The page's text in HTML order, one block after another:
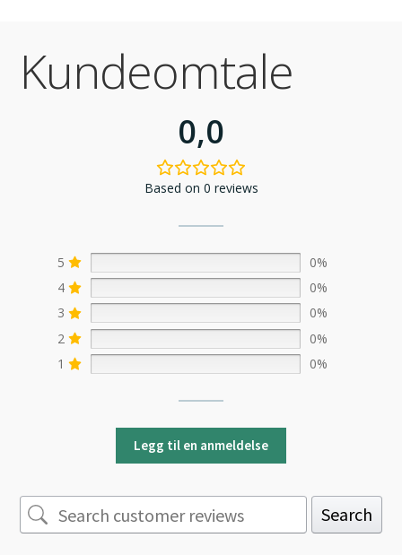
Kundeomtale
0,0
Based on 0 reviews
5
0%
4
0%
3
0%
2
0%
1
0%
Legg til en anmeldelse
Search